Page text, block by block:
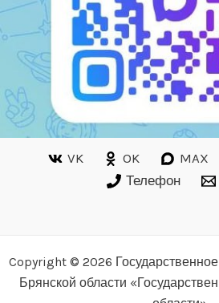
VK OK MAX
Телефон
Copyright © 2026
Брянской области